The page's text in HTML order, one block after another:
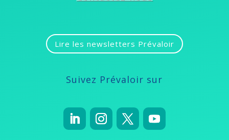
Lire les newsletters Prévaloir
Suivez Prévaloir sur